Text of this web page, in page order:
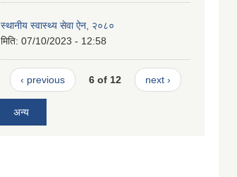
स्थानीय स्वास्थ्य सेवा ऐन, २०८०
मिति: 07/10/2023 - 12:58
‹ previous 6 of 12 next ›
अन्य